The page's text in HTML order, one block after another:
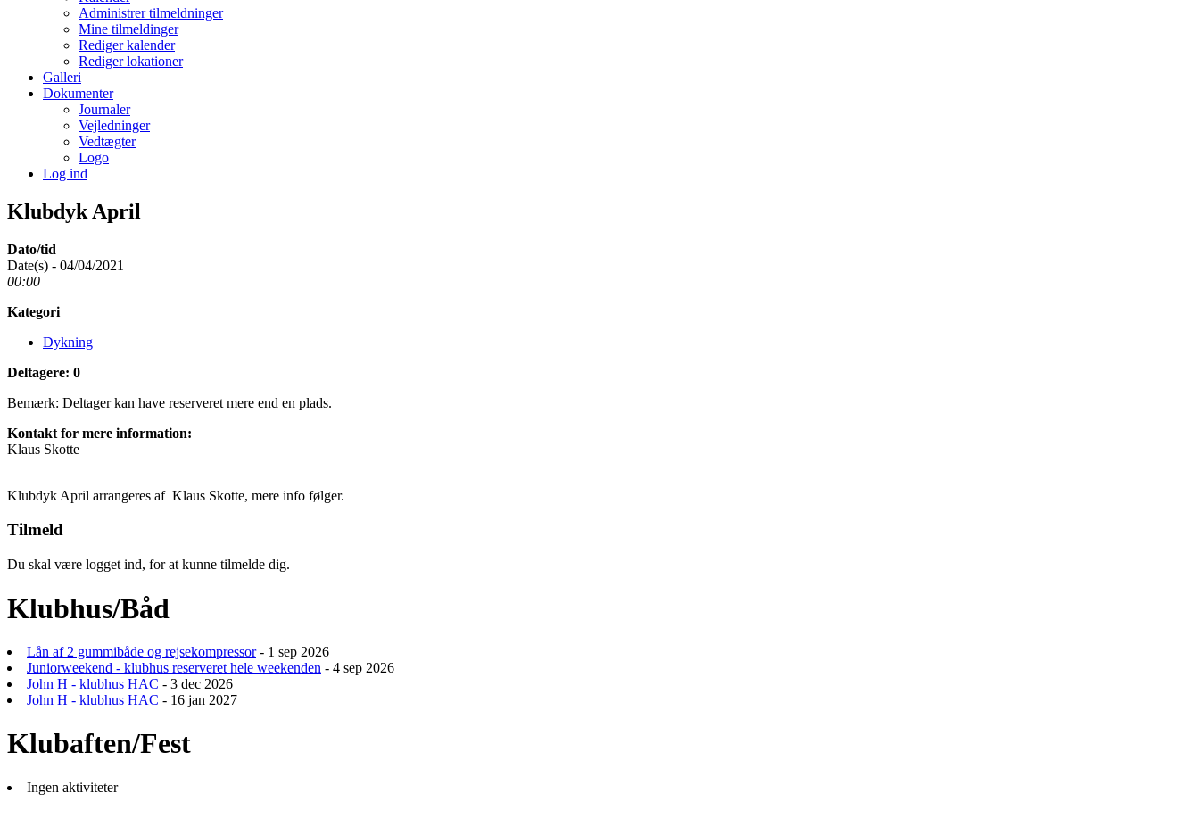
Administrer tilmeldninger
Mine tilmeldinger
Rediger kalender
Rediger lokationer
Galleri
Dokumenter
Journaler
Vejledninger
Vedtægter
Logo
Log ind
Klubdyk April
Dato/tid
Date(s) - 04/04/2021
00:00
Kategori
Dykning
Deltagere: 0
Bemærk: Deltager kan have reserveret mere end en plads.
Kontakt for mere information:
Klaus Skotte
Klubdyk April arrangeres af Klaus Skotte, mere info følger.
Tilmeld
Du skal være logget ind, for at kunne tilmelde dig.
Klubhus/Båd
Lån af 2 gummibåde og rejsekompressor- 1 sep 2026
Juniorweekend - klubhus reserveret hele weekenden - 4 sep 2026
John H - klubhus HAC - 3 dec 2026
John H - klubhus HAC - 16 jan 2027
Klubaften/Fest
Ingen aktiviteter